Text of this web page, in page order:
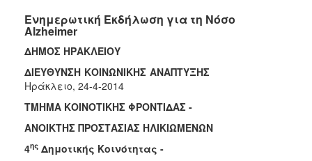
για
Οικονομική
Αδυναμία
Φυσικές
Καταστροφές
Κέντρα
Κοινοτικής
(Κ.Α.Π.Η.)
Ενημερωτική Εκδήλωση για τη Νόσο
Alzheimer
ΔΗΜΟΣ ΗΡΑΚΛΕΙΟΥ
ΔΙΕΥΘΥΝΣΗ ΚΟΙΝΩΝΙΚΗΣ ΑΝΑΠΤΥΞΗΣ
Ηράκλειο, 24-4-2014
ΤΜΗΜΑ ΚΟΙΝΟΤΙΚΗΣ ΦΡΟΝΤΙΔΑΣ -
ΑΝΟΙΚΤΗΣ ΠΡΟΣΤΑΣΙΑΣ ΗΛΙΚΙΩΜΕΝΩΝ
4ης Δημοτικής Κοινότητας -